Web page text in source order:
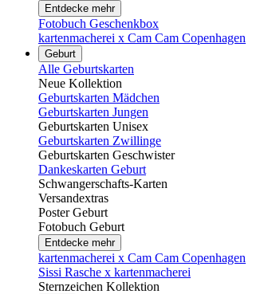
Entdecke mehr
Fotobuch Geschenkbox
kartenmacherei x Cam Cam Copenhagen
Geburt
Alle Geburtskarten
Neue Kollektion
Geburtskarten Mädchen
Geburtskarten Jungen
Geburtskarten Unisex
Geburtskarten Zwillinge
Geburtskarten Geschwister
Dankeskarten Geburt
Schwangerschafts-Karten
Versandextras
Poster Geburt
Fotobuch Geburt
Entdecke mehr
kartenmacherei x Cam Cam Copenhagen
Sissi Rasche x kartenmacherei
Sternzeichen Kollektion